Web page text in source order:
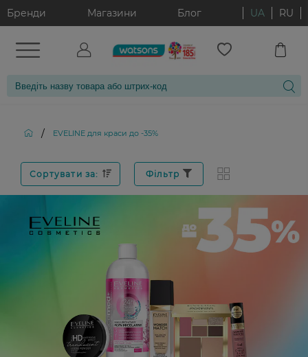
Бренди Магазини Блог UA RU
/ EVELINE для краси до -35%
Сортувати за: Фільтр